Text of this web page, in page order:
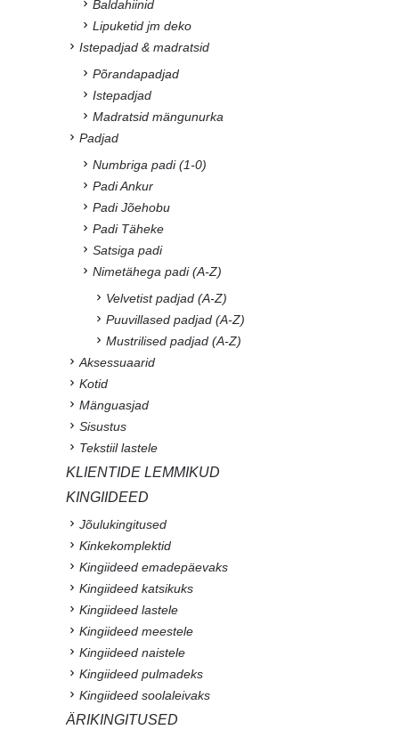
Baldahiinid
Lipuketid jm deko
Istepadjad & madratsid
Põrandapadjad
Istepadjad
Madratsid mängunurka
Padjad
Numbriga padi (1-0)
Padi Ankur
Padi Jõehobu
Padi Täheke
Satsiga padi
Nimetähega padi (A-Z)
Velvetist padjad (A-Z)
Puuvillased padjad (A-Z)
Mustrilised padjad (A-Z)
Aksessuaarid
Kotid
Mänguasjad
Sisustus
Tekstiil lastele
KLIENTIDE LEMMIKUD
KINGIIDEED
Jõulukingitused
Kinkekomplektid
Kingiideed emadepäevaks
Kingiideed katsikuks
Kingiideed lastele
Kingiideed meestele
Kingiideed naistele
Kingiideed pulmadeks
Kingiideed soolaleivaks
ÄRIKINGITUSED